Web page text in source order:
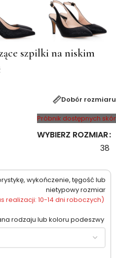
szpilki na niskim
Dobór rozmiaru
Próbnik dostępnych skór
WYBIERZ ROZMIAR
38
wykończenie, tęgość lub
nietypowy rozmiar
realizacji: 10-14 dni roboczych)
rodzaju lub koloru podeszwy